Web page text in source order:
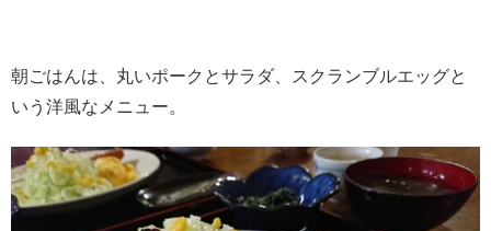
朝ごはんは、丸いポークとサラダ、スクランブルエッグと
いう洋風なメニュー。